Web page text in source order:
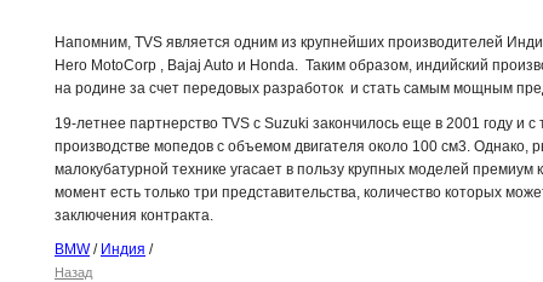
Напомним, TVS является одним из крупнейших производителей
Hero MotoCorp , Bajaj Auto и Honda. Таким образом, индийский
на родине за счет передовых разработок и стать самым мощным
19-летнее партнерство TVS с Suzuki закончилось еще в 2001 году и
производстве мопедов с объемом двигателя около 100 см3. Однако,
малокубатурной технике угасает в пользу крупных моделей
момент есть только три представительства, количество которых
заключения контракта.
BMW/ Индия /
Назад